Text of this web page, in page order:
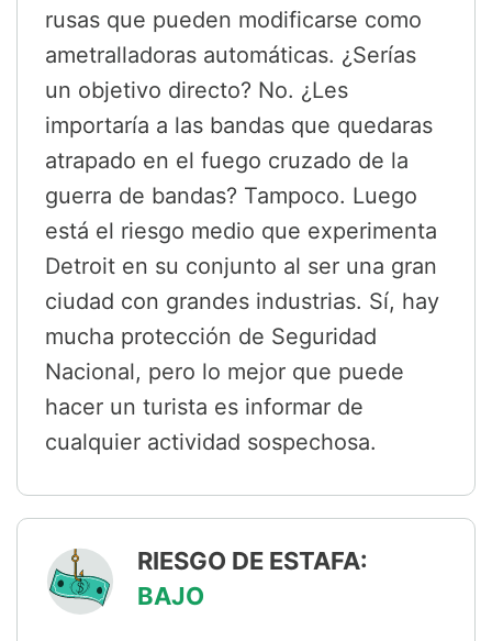
rusas que pueden modificarse como
ametralladoras automáticas. ¿Serías
un objetivo directo? No. ¿Les
importaría a las bandas que quedaras
atrapado en el fuego cruzado de la
guerra de bandas? Tampoco. Luego
está el riesgo medio que experimenta
Detroit en su conjunto al ser una gran
ciudad con grandes industrias. Sí, hay
mucha protección de Seguridad
Nacional, pero lo mejor que puede
hacer un turista es informar de
cualquier actividad sospechosa.
RIESGO DE ESTAFA:
BAJO